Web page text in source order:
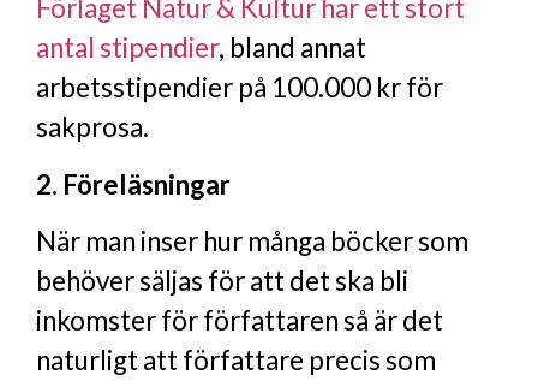
Förlaget Natur & Kultur har ett stort
antal stipendier, bland annat
arbetsstipendier på 100.000 kr för
sakprosa.
2. Föreläsningar
När man inser hur många böcker som
behöver säljas för att det ska bli
inkomster för författaren så är det
naturligt att författare precis som